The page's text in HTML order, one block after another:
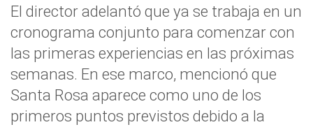
El director adelantó que ya se trabaja en un
cronograma conjunto para comenzar con
las primeras experiencias en las próximas
semanas. En ese marco, mencionó que
Santa Rosa aparece como uno de los
primeros puntos previstos debido a la